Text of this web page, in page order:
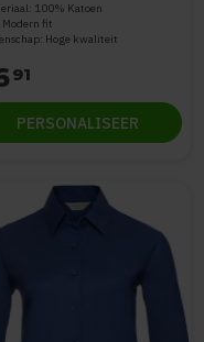
100% Katoen
fit
Hoge kwaliteit
91
PERSONALISEER